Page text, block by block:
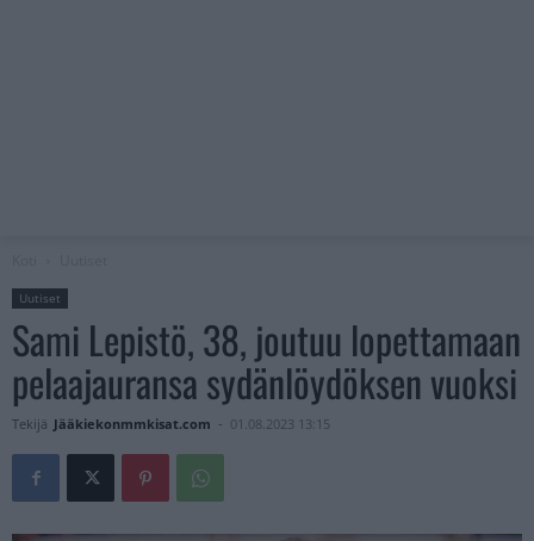
Uutiset
Sami Lepistö, 38, joutuu lopettamaan
pelaajauransa sydänlöydöksen vuoksi
Tekijä Jääkiekonmmkisat.com - 01.08.2023 13:15